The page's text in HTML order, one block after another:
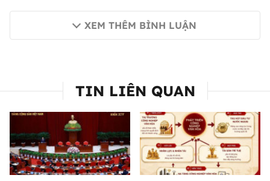
XEM THÊM BÌNH LUẬN
TIN LIÊN QUAN